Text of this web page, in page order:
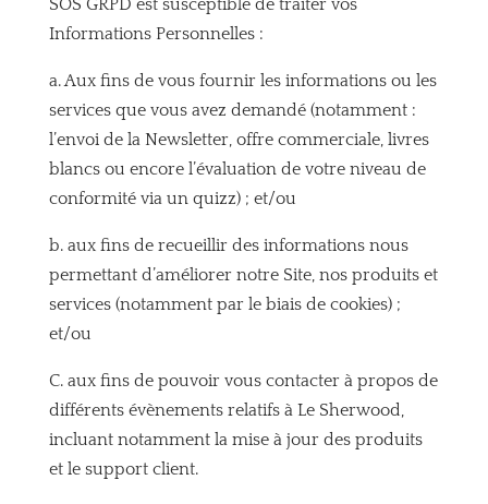
SOS GRPD est susceptible de traiter vos
Informations Personnelles :
a. Aux fins de vous fournir les informations ou les
services que vous avez demandé (notamment :
l’envoi de la Newsletter, offre commerciale, livres
blancs ou encore l’évaluation de votre niveau de
conformité via un quizz) ; et/ou
b. aux fins de recueillir des informations nous
permettant d’améliorer notre Site, nos produits et
services (notamment par le biais de cookies) ;
et/ou
C. aux fins de pouvoir vous contacter à propos de
différents évènements relatifs à Le Sherwood,
incluant notamment la mise à jour des produits
et le support client.